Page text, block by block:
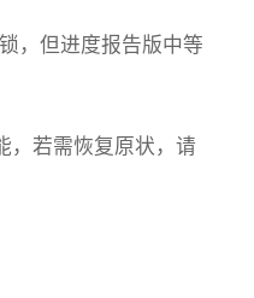
，但进度报告版中等
，若需恢复原状，请